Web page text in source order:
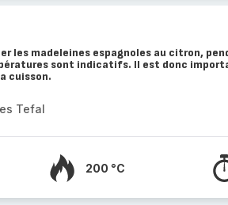
les madeleines espagnoles au citron,
sont indicatifs. Il est donc
cuisson.
Tefal
200 °C